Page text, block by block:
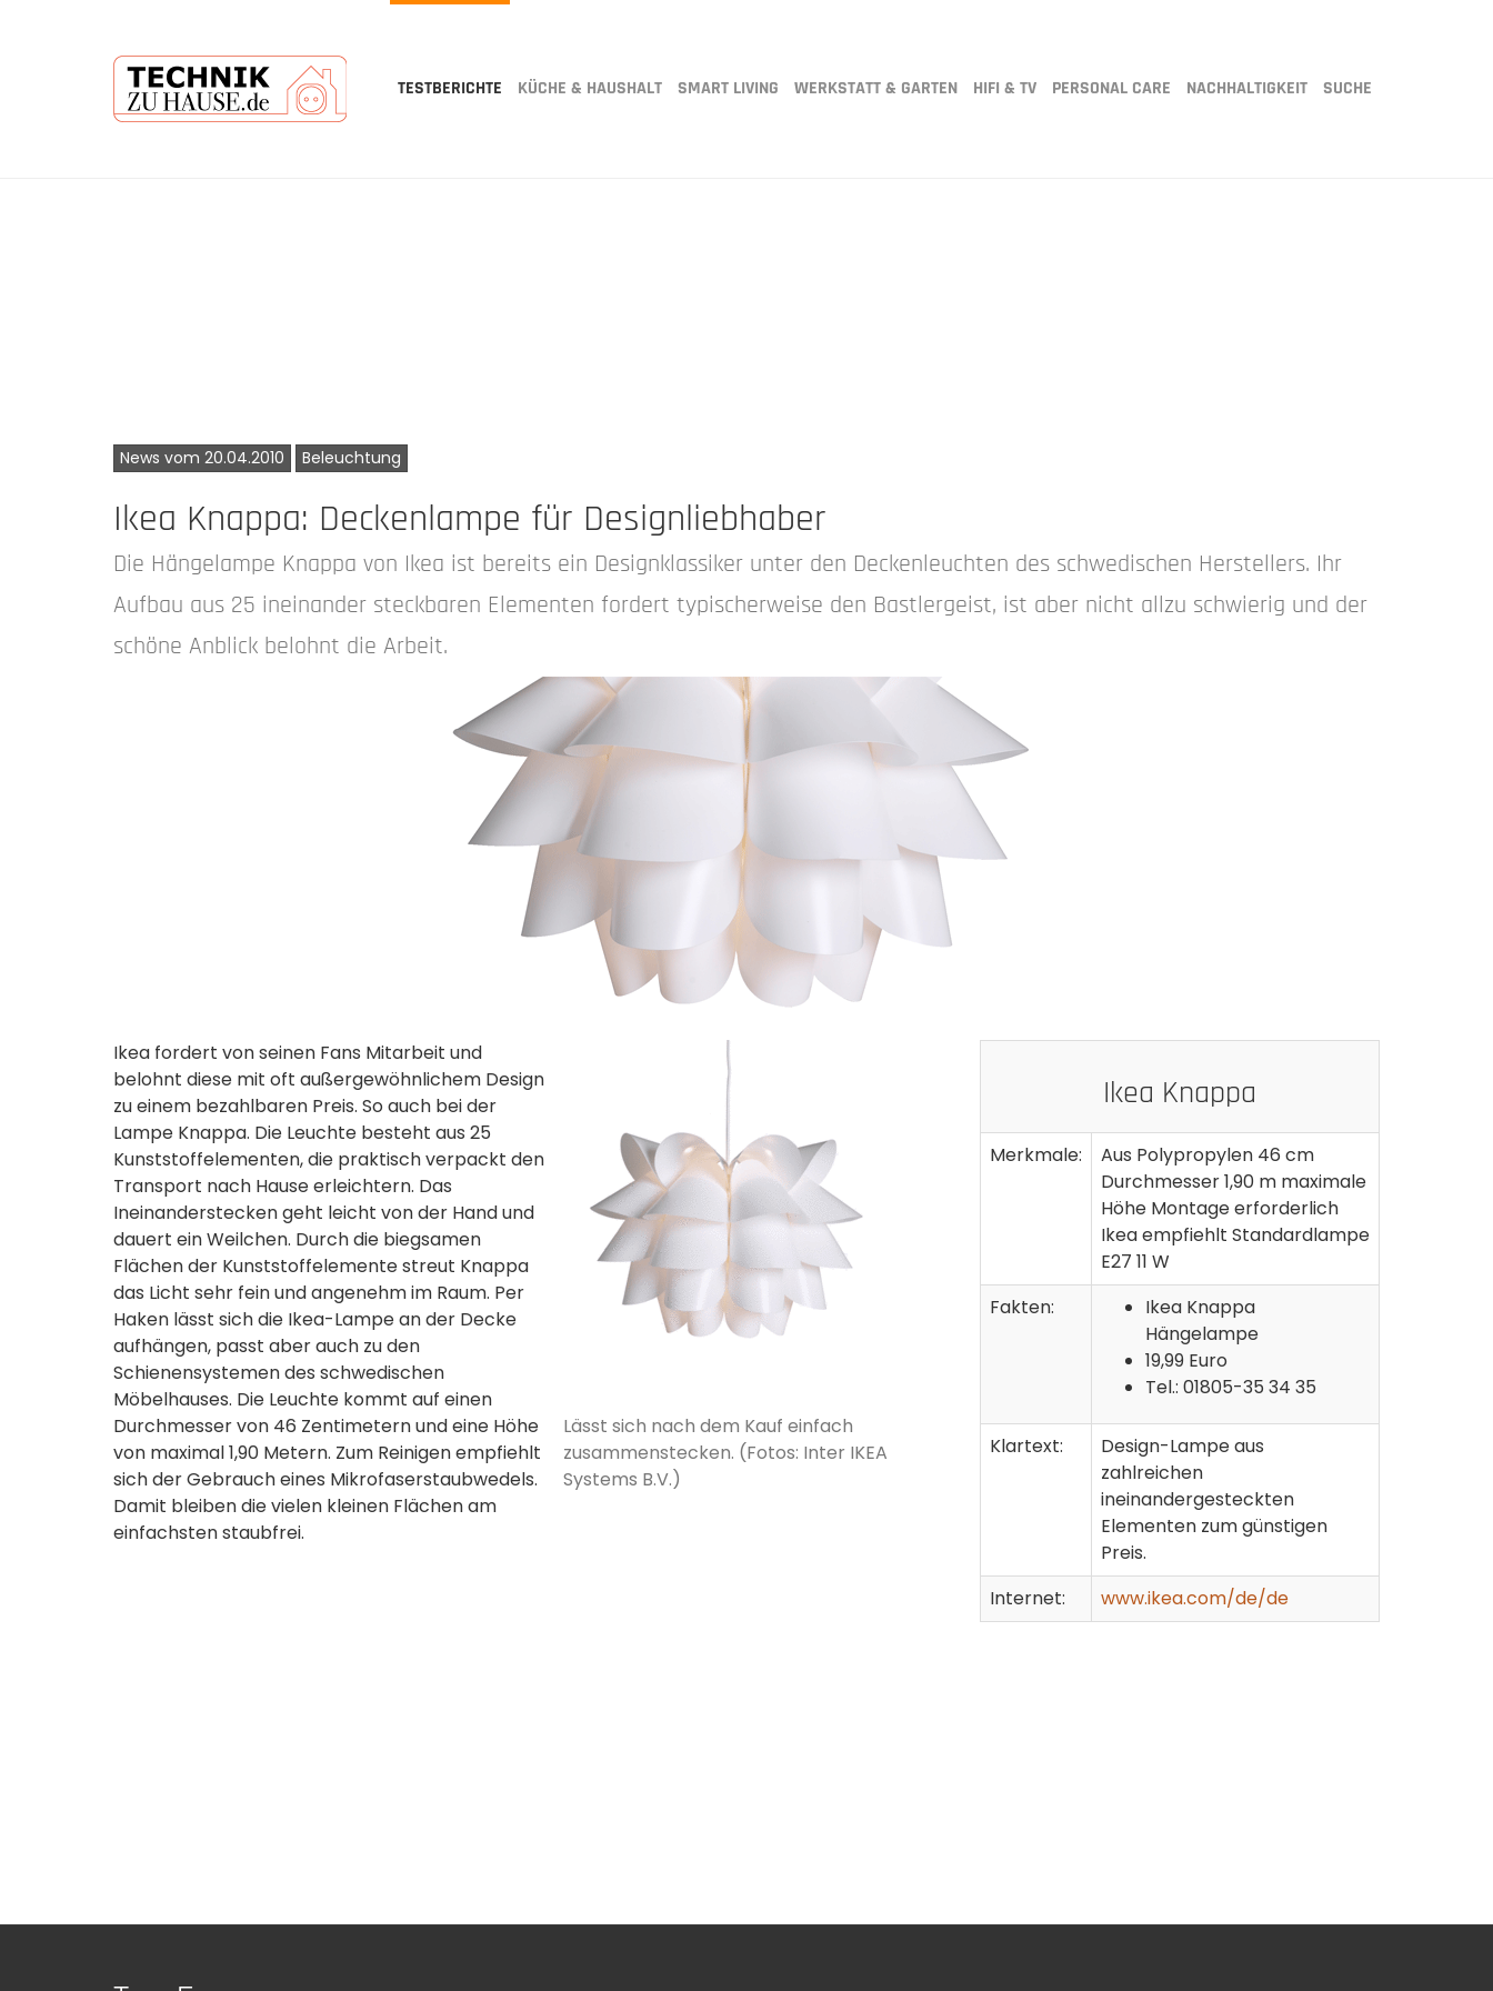
TESTBERICHTE KÜCHE & HAUSHALT SMART LIVING WERKSTATT & GARTEN HIFI & TV PERSONAL CARE NACHHALTIGKEIT SUCHE
News vom 20.04.2010 Beleuchtung
Ikea Knappa: Deckenlampe für Designliebhaber
Die Hängelampe Knappa von Ikea ist bereits ein Designklassiker unter den Deckenleuchten des schwedischen Herstellers. Ihr
Aufbau aus 25 ineinander steckbaren Elementen fordert typischerweise den Bastlergeist, ist aber nicht allzu schwierig und der
schöne Anblick belohnt die Arbeit.
Lässt sich nach dem Kauf einfach
zusammenstecken. (Fotos: Inter IKEA
Systems B.V.)
Ikea fordert von seinen Fans Mitarbeit und
belohnt diese mit oft außergewöhnlichem Design
zu einem bezahlbaren Preis. So auch bei der
Lampe Knappa. Die Leuchte besteht aus 25
Kunststoffelementen, die praktisch verpackt den
Transport nach Hause erleichtern. Das
Ineinanderstecken geht leicht von der Hand und
dauert ein Weilchen. Durch die biegsamen
Flächen der Kunststoffelemente streut Knappa
das Licht sehr fein und angenehm im Raum. Per
Haken lässt sich die Ikea-Lampe an der Decke
aufhängen, passt aber auch zu den
Schienensystemen des schwedischen
Möbelhauses. Die Leuchte kommt auf einen
Durchmesser von 46 Zentimetern und eine Höhe
von maximal 1,90 Metern. Zum Reinigen empfiehlt
sich der Gebrauch eines Mikrofaserstaubwedels.
Damit bleiben die vielen kleinen Flächen am
einfachsten staubfrei.
Ikea Knappa
Merkmale:
Aus Polypropylen 46 cm
Durchmesser 1,90 m maximale
Höhe Montage erforderlich
Ikea empfiehlt Standardlampe
E27 11 W
Fakten:
Ikea Knappa
Hängelampe
19,99 Euro
Tel.: 01805-35 34 35
Klartext:
Design-Lampe aus
zahlreichen
ineinandergesteckten
Elementen zum günstigen
Preis.
Internet:
www.ikea.com/de/de